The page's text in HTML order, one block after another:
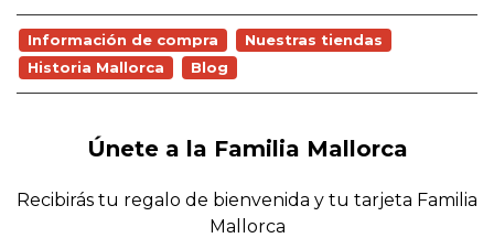
Información de compra
Nuestras tiendas
Historia Mallorca
Blog
Únete a la Familia Mallorca
Recibirás tu regalo de bienvenida y tu tarjeta Familia
Mallorca